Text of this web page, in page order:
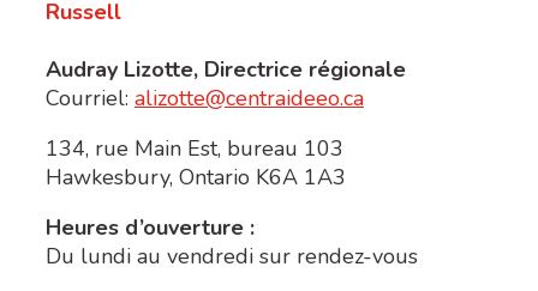
Russell
Audray Lizotte, Directrice régionale
Courriel: alizotte@centraideeo.ca
134, rue Main Est, bureau 103
Hawkesbury, Ontario K6A 1A3
Heures d’ouverture :
Du lundi au vendredi sur rendez-vous